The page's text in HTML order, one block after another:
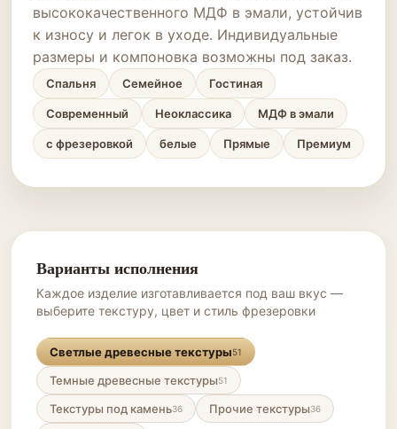
высококачественного МДФ в эмали, устойчив
к износу и легок в уходе. Индивидуальные
размеры и компоновка возможны под заказ.
Спальня Семейное Гостиная
Современный Неоклассика МДФ в эмали
с фрезеровкой белые Прямые Премиум
Варианты исполнения
Каждое изделие изготавливается под ваш вкус —
выберите текстуру, цвет и стиль фрезеровки
Светлые древесные текстуры51
Темные древесные текстуры51
Текстуры под камень36 Прочие текстуры36